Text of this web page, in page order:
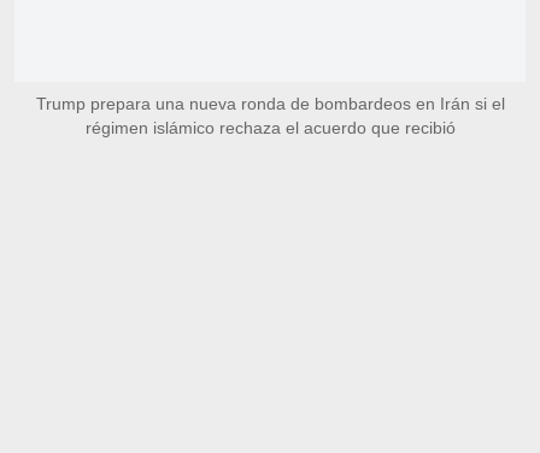
Trump prepara una nueva ronda de bombardeos en Irán si el
régimen islámico rechaza el acuerdo que recibió